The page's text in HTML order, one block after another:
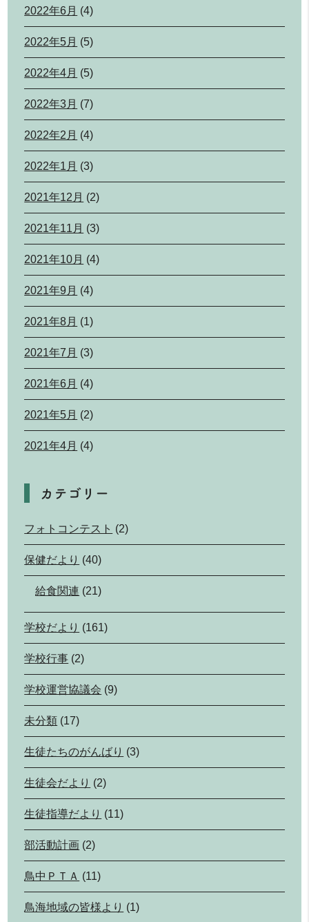
2022年6月 (4)
2022年5月 (5)
2022年4月 (5)
2022年3月 (7)
2022年2月 (4)
2022年1月 (3)
2021年12月 (2)
2021年11月 (3)
2021年10月 (4)
2021年9月 (4)
2021年8月 (1)
2021年7月 (3)
2021年6月 (4)
2021年5月 (2)
2021年4月 (4)
カテゴリー
フォトコンテスト (2)
保健だより (40)
給食関連 (21)
学校だより (161)
学校行事 (2)
学校運営協議会 (9)
未分類 (17)
生徒たちのがんばり (3)
生徒会だより (2)
生徒指導だより (11)
部活動計画 (2)
鳥中ＰＴＡ (11)
鳥海地域の皆様より (1)